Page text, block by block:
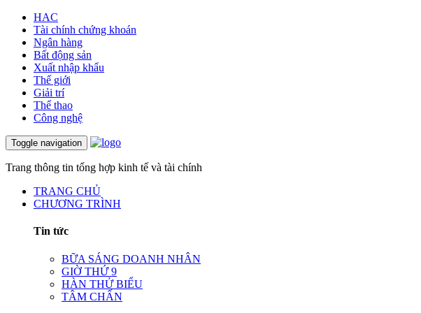
HAC
Tài chính chứng khoán
Ngân hàng
Bất động sản
Xuất nhập khẩu
Thế giới
Giải trí
Thể thao
Công nghệ
Toggle navigation
Trang thông tin tổng hợp kinh tế và tài chính
TRANG CHỦ
CHƯƠNG TRÌNH
Tin tức
BỮA SÁNG DOANH NHÂN
GIỜ THỨ 9
HÀN THỬ BIỂU
TÂM CHẤN